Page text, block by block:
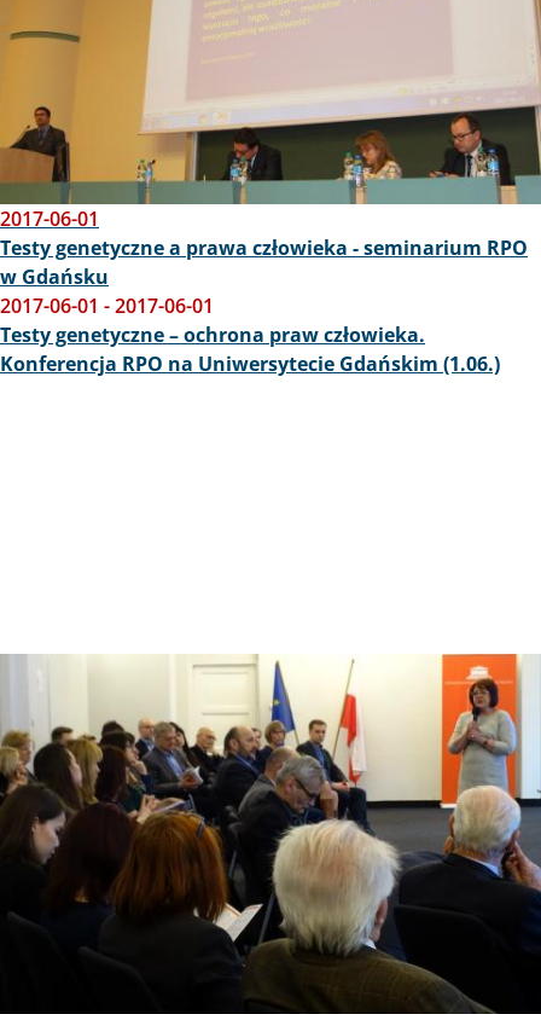
2017-06-01
Testy genetyczne a prawa człowieka - seminarium RPO
w Gdańsku
2017-06-01 -2017-06-01
Testy genetyczne – ochrona praw człowieka.
Konferencja RPO na Uniwersytecie Gdańskim (1.06.)